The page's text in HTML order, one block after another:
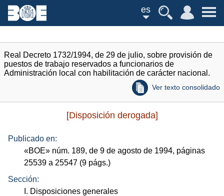
es
Real Decreto 1732/1994, de 29 de julio, sobre provisión de
puestos de trabajo reservados a funcionarios de
Administración local con habilitación de carácter nacional.
Ver texto consolidado
[Disposición derogada]
Publicado en:
«BOE» núm. 189, de 9 de agosto de 1994, páginas
25539 a 25547 (9 págs.)
Sección:
I. Disposiciones generales